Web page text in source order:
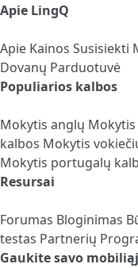
Apie LingQ
Apie Kainos Susisiekti
Dovanų Parduotuvė
Populiarios kalbos
Mokytis anglų
kalbos Mokytis
Mokytis portugalų
Resursai
Forumas Bloginimas
testas Partnerių
Gaukite savo